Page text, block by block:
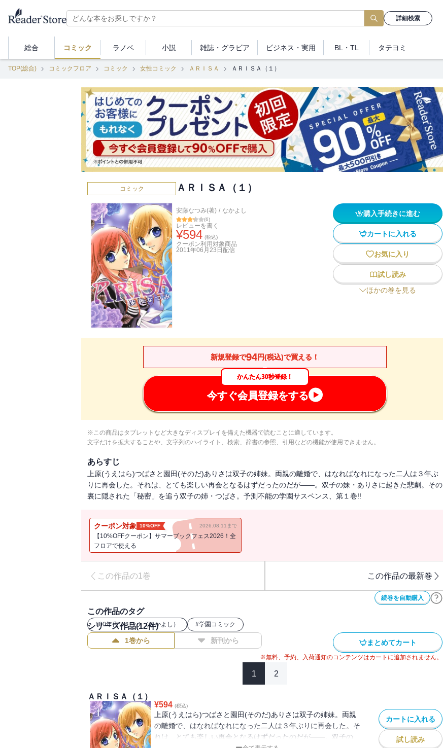
詳細検索
総合 コミック ラノベ 小説 雑誌・ グラビア ビジネス ・実用 BL・TL タテヨミ
TOP(総合) コミックフロア コミック 女性コミック ＡＲＩＳＡ ＡＲＩＳＡ（１）
コミック ＡＲＩＳＡ（１）
安藤なつみ(著) / なかよし
(6)
レビューを書く
¥594 (税込)
クーポン利用対象商品
2011年06月23日 配信
購入手続きに進む
カートに入れる
お気に入り
試し読み
ほかの巻を見る
新規登録で94円(税込)で買える！
かんたん30秒登録！
今すぐ会員登録をする
※この商品はタブレットなど大きなディスプレイを備えた機器で読むことに適しています。
文字だけを拡大することや、文字列のハイライト、検索、辞書の参照、引用などの機能が使用できません。
あらすじ
上原(うえはら)つばさと園田(そのだ)ありさは双子の姉妹。両親の離婚で、はなればなれになった二人は３年ぶ
りに再会した。それは、とても楽しい再会となるはずだったのだが――。双子の妹・ありさに起きた悲劇。その
裏に隠された「秘密」を追う双子の姉・つばさ。予測不能の学園サスペンス、第１巻!!
クーポン対象 10%OFF 2026.08.11まで
【10%OFFクーポン】サマーブックフェス2026！全
フロアで使える
この作品の1巻 この作品の最新巻
続巻を自動購入
この作品のタグ
#00年代コミック（なかよし） #学園コミック
シリーズ作品(12件)
1巻から 新刊から まとめてカート
※無料、予約、入荷通知のコンテンツはカートに追加されません。
1 2
ＡＲＩＳＡ（１）
¥594 (税込)
上原(うえはら)つばさと園田(そのだ)ありさは双子の姉妹。両親
の離婚で、はなればなれになった二人は３年ぶりに再会した。そ
れは、とても楽しい再会となるはずだったのだが――。双子の
カートに入れる
試し読み